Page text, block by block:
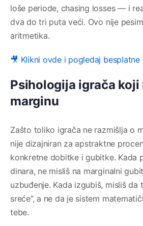
loše periode, chasing losses — i
dva do tri puta veći. Ovo nije
aritmetika.
🎥 Klikni ovde i pogledaj
Psihologija igrača koji
marginu
Zašto toliko igrača ne razmišlja o
nije dizajniran za apstraktne
konkretne dobitke i gubitke. Kada
dinara, ne misliš na marginalni
uzbuđenje. Kada izgubiš, misliš da
sreće”, a ne da je sistem
tebe.